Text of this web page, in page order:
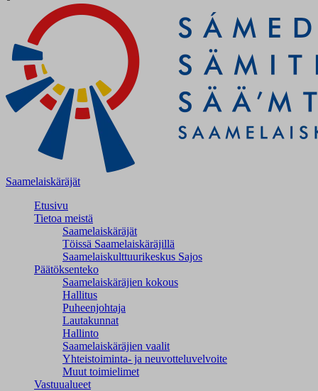
Saamelaiskäräjät
Etusivu
Tietoa meistä
Saamelaiskäräjät
Töissä Saamelaiskäräjillä
Saamelaiskulttuuri­keskus Sajos
Päätöksenteko
Saamelaiskäräjien kokous
Hallitus
Puheenjohtaja
Lautakunnat
Hallinto
Saamelaiskäräjien vaalit
Yhteistoiminta- ja neuvotteluvelvoite
Muut toimielimet
Vastuualueet